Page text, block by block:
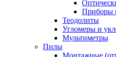
Приборы
Теодолиты
Угломеры и
Мультиметры
Пилы
Монтажные